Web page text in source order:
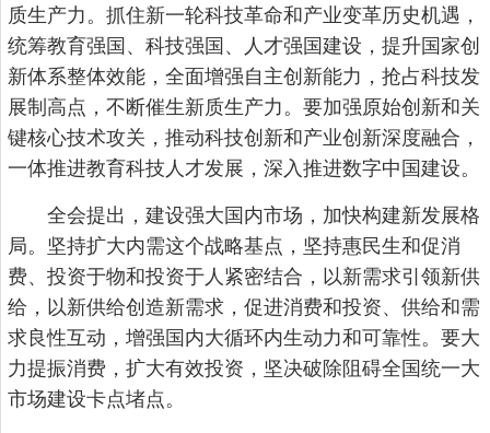
质生产力。抓住新一轮科技革命和产业变革历史机遇，
统筹教育强国、科技强国、人才强国建设，提升国家创
新体系整体效能，全面增强自主创新能力，抢占科技发
展制高点，不断催生新质生产力。要加强原始创新和关
键核心技术攻关，推动科技创新和产业创新深度融合，
一体推进教育科技人才发展，深入推进数字中国建设。
全会提出，建设强大国内市场，加快构建新发展格
局。坚持扩大内需这个战略基点，坚持惠民生和促消
费、投资于物和投资于人紧密结合，以新需求引领新供
给，以新供给创造新需求，促进消费和投资、供给和需
求良性互动，增强国内大循环内生动力和可靠性。要大
力提振消费，扩大有效投资，坚决破除阻碍全国统一大
市场建设卡点堵点。